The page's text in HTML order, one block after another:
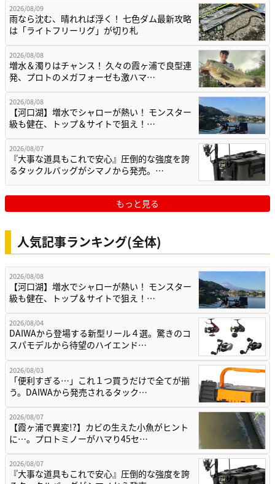
2026/08/09
雨なら沈む、晴れれば浮く！ 七色ダム最新攻略
は「ライトフリーリグ」が切り札
2026/08/08
増水＆濁りはチャンス！ 久々の霞ヶ浦で良型連
発、プロトのメガフォーゼも激ハマ…
2026/08/08
【河口湖】増水でシャローが熱い！ モンスター
級も健在、トップ＆サイトで狙え！…
2026/08/07
『大事な道具もこれで安心』圧倒的な強度を誇
るタックルバッグがシマノから発売。…
もっと見る
人気記事ランキング(全体)
2026/08/08
【河口湖】増水でシャローが熱い！ モンスター
級も健在、トップ＆サイトで狙え！…
2026/08/04
DAIWAから登場する新型リール４選。驚きのコ
スパモデルから待望のハイエンド…
2026/08/03
「便利すぎる…」これ１つ買うだけで全てが揃
う。DAIWAから発売されるタック…
2026/08/07
【霞ヶ浦で異変!?】カビの生えた小魚がヒント
に…。プロトミノーがハマり45セ…
2026/08/07
『大事な道具もこれで安心』圧倒的な強度を誇